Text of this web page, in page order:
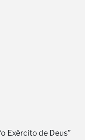
Exército de Deus”